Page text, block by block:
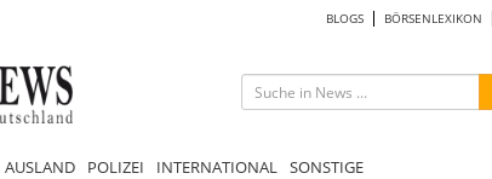
BLOGS BÖRSENLEXIKON
AUSLAND POLIZEI INTERNATIONAL SONSTIGE